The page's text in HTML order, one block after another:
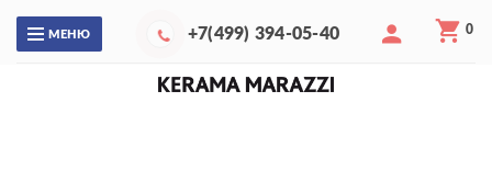
МЕНЮ +7(499) 394-05-40 0